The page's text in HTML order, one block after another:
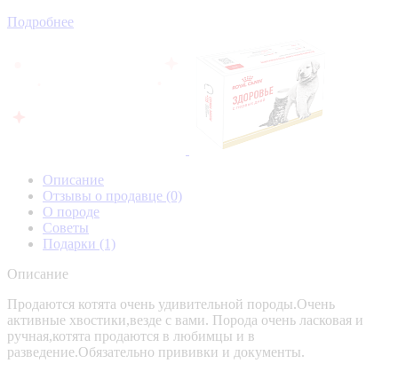
Подробнее
Описание
Отзывы о продавце (0)
О породе
Советы
Подарки (1)
Описание
Продаются котята очень удивительной породы.Очень
активные хвостики,везде с вами. Порода очень ласковая и
ручная,котята продаются в любимцы и в
разведение.Обязательно прививки и документы.